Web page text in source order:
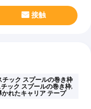
接触
ック スプールの巻き枠
ック スプールの巻き枠,
れたキャリア テープ